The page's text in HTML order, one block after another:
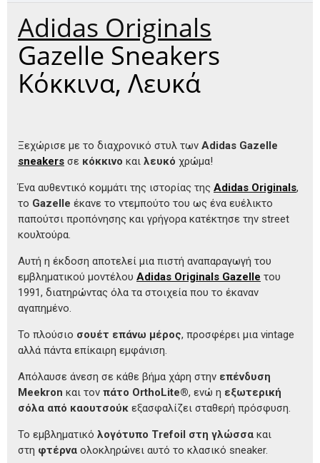
Adidas Originals
Gazelle Sneakers
Κόκκινα, Λευκά
Ξεχώρισε με το διαχρονικό στυλ των Adidas Gazelle
sneakers σε κόκκινο και λευκό χρώμα!
Ένα αυθεντικό κομμάτι της ιστορίας της Adidas Originals,
το Gazelle έκανε το ντεμπούτο του ως ένα ευέλικτο
παπούτσι προπόνησης και γρήγορα κατέκτησε την street
κουλτούρα.
Αυτή η έκδοση αποτελεί μια πιστή αναπαραγωγή του
εμβληματικού μοντέλου Adidas Originals Gazelle του
1991, διατηρώντας όλα τα στοιχεία που το έκαναν
αγαπημένο.
Το πλούσιο σουέτ επάνω μέρος, προσφέρει μια vintage
αλλά πάντα επίκαιρη εμφάνιση.
Απόλαυσε άνεση σε κάθε βήμα χάρη στην επένδυση
Meekron και τον πάτο OrthoLite®, ενώ η εξωτερική
σόλα από καουτσούκ εξασφαλίζει σταθερή πρόσφυση.
Το εμβληματικό λογότυπο Trefoil στη γλώσσα και
στη φτέρνα ολοκληρώνει αυτό το κλασικό sneaker.